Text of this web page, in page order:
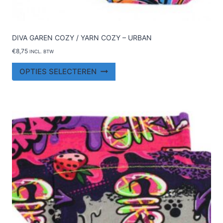
DIVA GAREN COZY / YARN COZY – URBAN
€8,75 INCL. BTW
OPTIES SELECTEREN
Deze
optie
kan
gekozen
worden
op
de
productpagina